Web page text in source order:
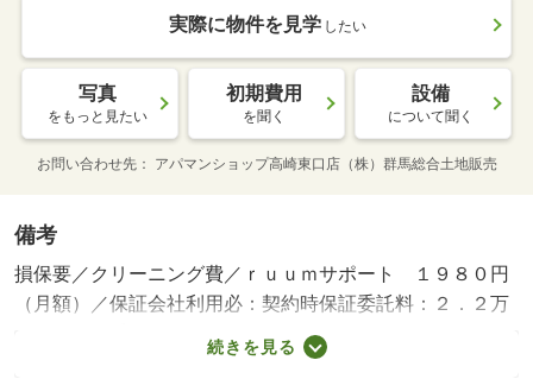
実際に物件を見学 したい
写真
をもっと見たい
初期費用
を聞く
設備
について聞く
お問い合わせ先 アパマンショップ高崎東口店（株）群馬総合土地販売
備考
損保要／クリーニング費／ｒｕｕｍサポート １９８０円
（月額）／保証会社利用必：契約時保証委託料：２．２万
／月額保証委託料：賃料総額の２．２％又は５．５％ ※
ペット可は２．５万／２．５％／［退去時費用 退去費用
続きを見る